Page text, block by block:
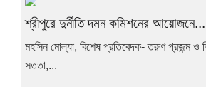
শ্রীপুরে দুর্নীতি দমন কমিশনের আয়োজনে...
মহসিন মোল্যা, বিশেষ প্রতিবেদক- তরুণ প্রজন্ম ও
সততা,...